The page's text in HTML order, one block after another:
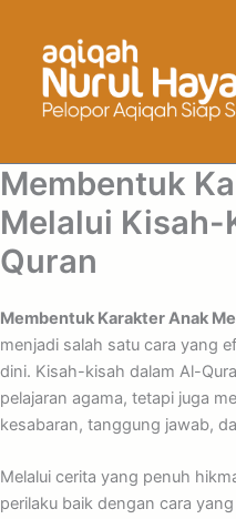
Membentuk
Melalui Kisah-
Quran
Membentuk Karakter Anak
menjadi salah satu cara yang
dini. Kisah-kisah dalam Al-
pelajaran agama, tetapi juga
kesabaran, tanggung jawab,
Melalui cerita yang penuh
perilaku baik dengan cara